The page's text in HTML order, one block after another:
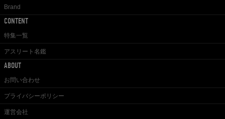
Brand
CONTENT
特集一覧
アスリート名鑑
ABOUT
お問い合わせ
プライバシーポリシー
運営会社